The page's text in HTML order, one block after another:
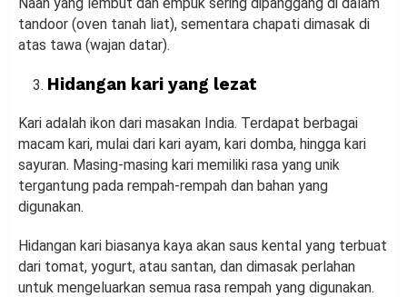
tandoor (oven tanah liat), sementara chapati dimasak di
atas tawa (wajan datar).
Hidangan kari yang lezat
Kari adalah ikon dari masakan India. Terdapat berbagai
macam kari, mulai dari kari ayam, kari domba, hingga kari
sayuran. Masing-masing kari memiliki rasa yang unik
tergantung pada rempah-rempah dan bahan yang
digunakan.
Hidangan kari biasanya kaya akan saus kental yang terbuat
dari tomat, yogurt, atau santan, dan dimasak perlahan
untuk mengeluarkan semua rasa rempah yang digunakan.